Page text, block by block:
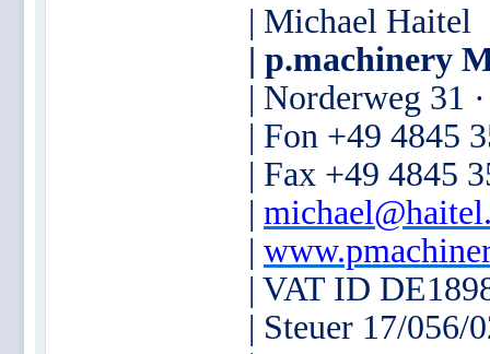
| Michael Haitel
| p.machinery
| Norderweg 31
| Fon +49 4845
| Fax +49 4845
|
|
| VAT ID
| Steuer 17/056/